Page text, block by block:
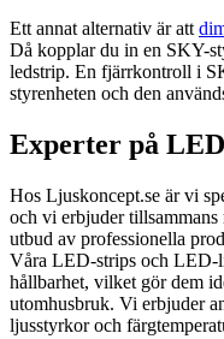
Ett annat alternativ är att
Då kopplar du in en SKY-
ledstrip. En fjärrkontroll i
styrenheten och den
Experter på
Hos Ljuskoncept.se är vi
och vi erbjuder
utbud av professionella
Våra LED-strips och LED-
hållbarhet, vilket gör dem
utomhusbruk. Vi erbjuder
ljusstyrkor och